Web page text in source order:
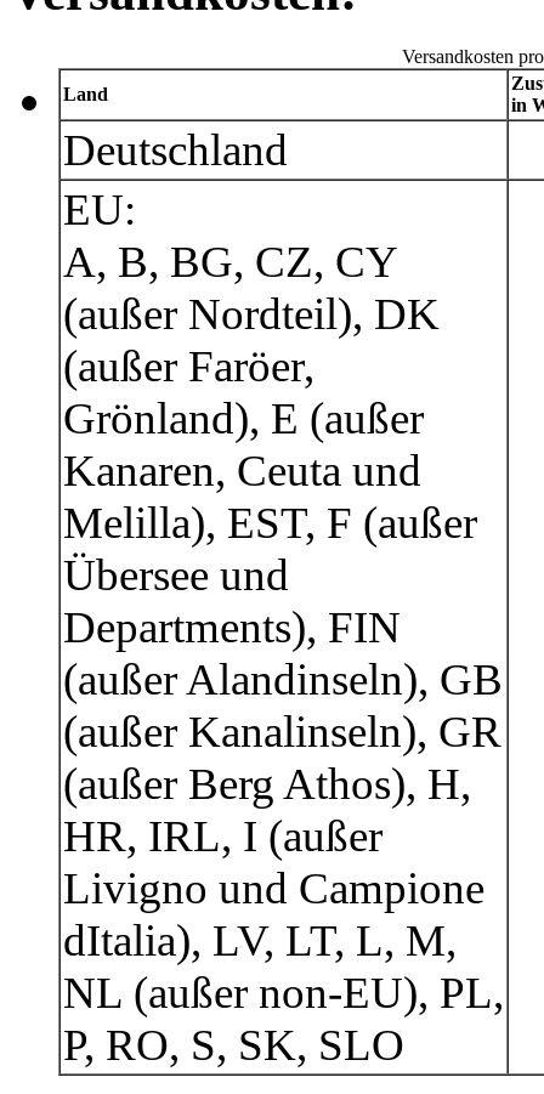
Versandkosten
Land
in
Deutschland
EU:
A, B, BG, CZ, CY
(außer Nordteil), DK
(außer Faröer,
Grönland), E (außer
Kanaren, Ceuta und
Melilla), EST, F (außer
Übersee und
Departments), FIN
(außer Alandinseln), GB
(außer Kanalinseln), GR
(außer Berg Athos), H,
HR, IRL, I (außer
Livigno und Campione
dItalia), LV, LT, L, M,
NL (außer non-EU), PL,
P, RO, S, SK, SLO